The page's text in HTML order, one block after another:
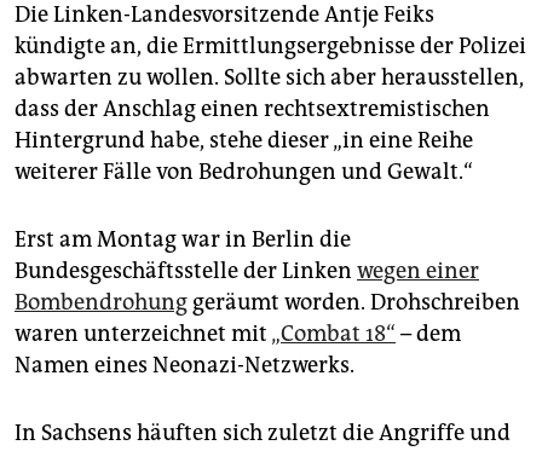
Die Linken-Landesvorsitzende Antje Feiks
kündigte an, die Ermittlungsergebnisse der Polizei
abwarten zu wollen. Sollte sich aber herausstellen,
dass der Anschlag einen rechtsextremistischen
Hintergrund habe, stehe dieser „in eine Reihe
weiterer Fälle von Bedrohungen und Gewalt.“
Erst am Montag war in Berlin die
Bundesgeschäftsstelle der Linken wegen einer
Bombendrohung geräumt worden. Drohschreiben
waren unterzeichnet mit „Combat 18“ – dem
Namen eines Neonazi-Netzwerks.
In Sachsens häuften sich zuletzt die Angriffe und